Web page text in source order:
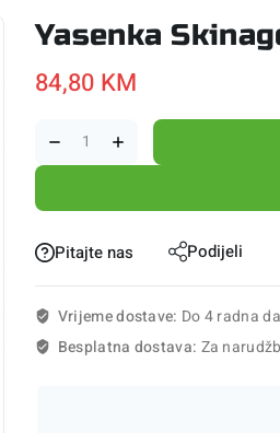
Yasenka
84,80 KM
Pitajte nas Podijeli
Vrijeme dostave: Do 4 radna
Besplatna dostava: Za